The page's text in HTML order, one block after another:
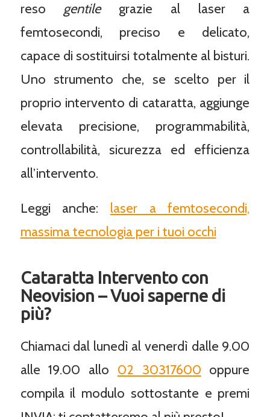
reso gentilegrazie al laser a
femtosecondi, preciso e delicato,
capace di sostituirsi totalmente al bisturi.
Uno strumento che, se scelto per il
proprio intervento di cataratta, aggiunge
elevata precisione, programmabilità,
controllabilità, sicurezza ed efficienza
all’intervento.
Leggi anche: laser a femtosecondi,
massima tecnologia per i tuoi occhi
Cataratta Intervento con
Neovision – Vuoi saperne di
più?
Chiamaci dal lunedì al venerdì dalle 9.00
alle 19.00 allo 02 30317600 oppure
compila il modulo sottostante e premi